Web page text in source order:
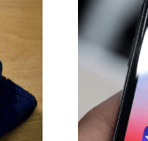
이
할
필수 앱 5
최적화된
앱스토어 /